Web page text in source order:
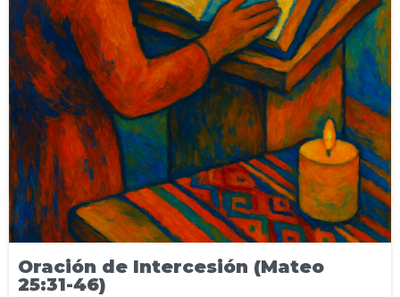
Oración de Intercesión (Mateo
25:31-46)